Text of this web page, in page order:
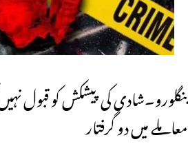
بنگلورو۔شادی کی پیشکش کو قبول
معاملے میں دو گرفتار